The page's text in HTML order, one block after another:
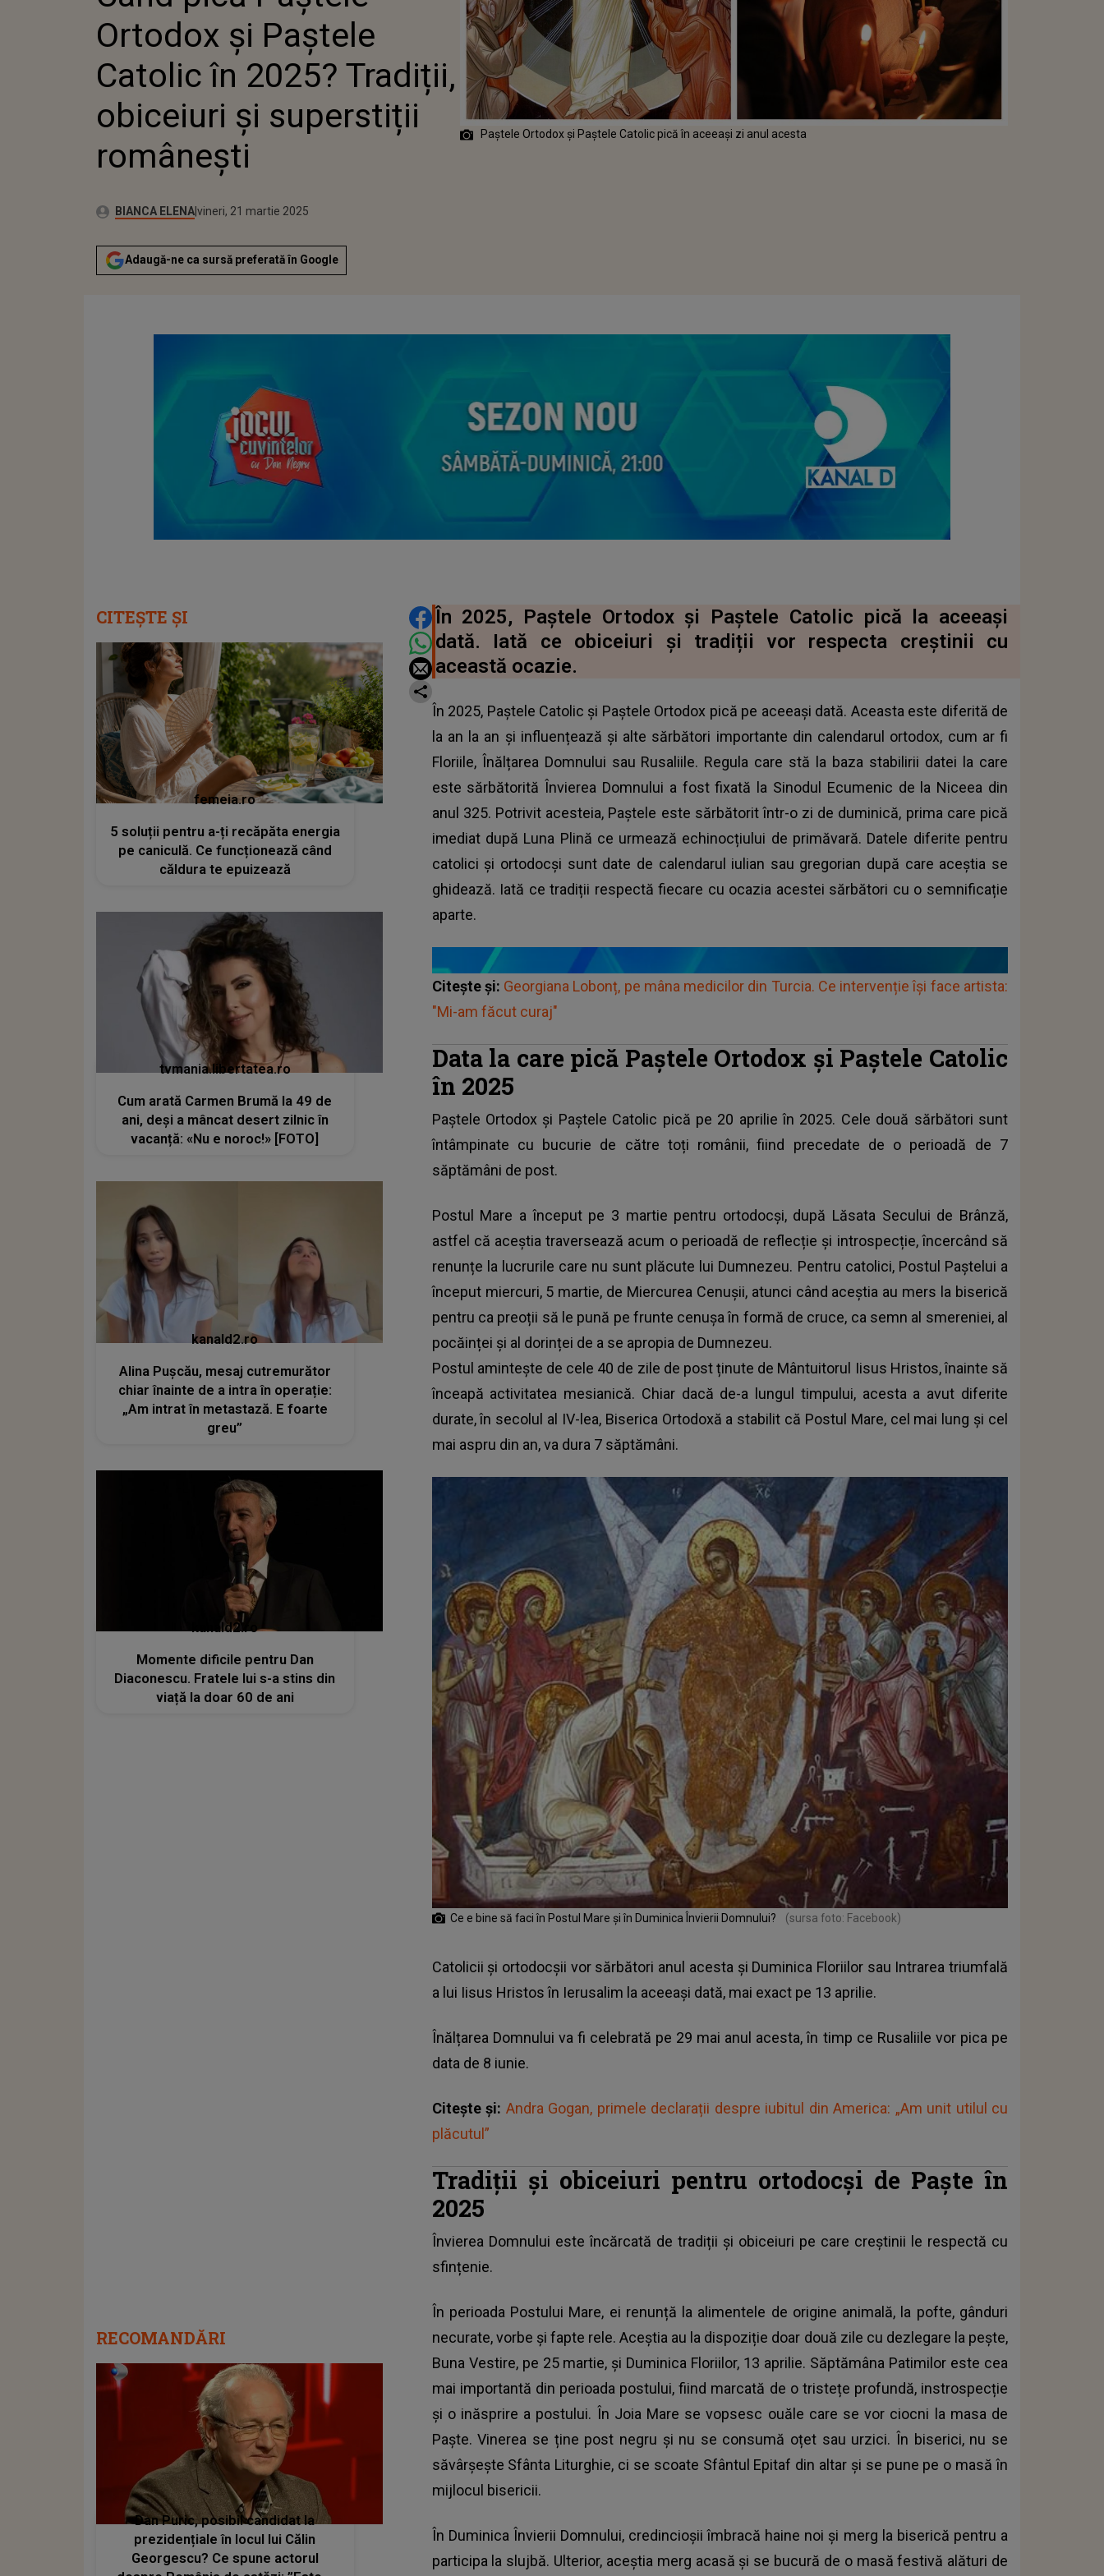
TRADIȚII, OBICEIURI ȘI
SUPERSTIȚII ROMÂNEȘTI
Ortodox și Paștele
Catolic în 2025? Tradiții,
obiceiuri și superstiții
românești
Autor:BIANCA ELENAPublicat:
joi, 13 martie 2025
Actualizat:
vineri, 21 martie 2025
Adaugă-ne ca sursă preferată în Google
Paștele Ortodox și Paștele Catolic pică în aceeași zi anul acesta
DISTRIBUIE ARTICOLUL
În 2025, Paștele Ortodox și Paștele Catolic pică la aceeași
dată. Iată ce obiceiuri și tradiții vor respecta creștinii cu
această ocazie.
În 2025, Paștele Catolic și Paștele Ortodox pică pe aceeași dată. Aceasta este diferită de
la an la an și influențează și alte sărbători importante din calendarul ortodox, cum ar fi
Floriile, Înălțarea Domnului sau Rusaliile. Regula care stă la baza stabilirii datei la care
este sărbătorită Învierea Domnului a fost fixată la Sinodul Ecumenic de la Niceea din
anul 325. Potrivit acesteia, Paștele este sărbătorit într-o zi de duminică, prima care pică
imediat după Luna Plină ce urmează echinocțiului de primăvară. Datele diferite pentru
catolici și ortodocși sunt date de calendarul iulian sau gregorian după care aceștia se
ghidează. Iată ce tradiții respectă fiecare cu ocazia acestei sărbători cu o semnificație
aparte.
Citește și: Georgiana Lobonț, pe mâna medicilor din Turcia. Ce intervenție își face artista:
"Mi-am făcut curaj"
Data la care pică Paștele Ortodox și Paștele Catolic
în 2025
Paștele Ortodox și Paștele Catolic pică pe 20 aprilie în 2025. Cele două sărbători sunt
întâmpinate cu bucurie de către toți românii, fiind precedate de o perioadă de 7
săptămâni de post.
Postul Mare a început pe 3 martie pentru ortodocși, după Lăsata Secului de Brânză,
astfel că aceștia traversează acum o perioadă de reflecție și introspecție, încercând să
renunțe la lucrurile care nu sunt plăcute lui Dumnezeu. Pentru catolici, Postul Paștelui a
început miercuri, 5 martie, de Miercurea Cenușii, atunci când aceștia au mers la biserică
pentru ca preoții să le pună pe frunte cenușa în formă de cruce, ca semn al smereniei, al
pocăinței și al dorinței de a se apropia de Dumnezeu.
Postul amintește de cele 40 de zile de post ținute de Mântuitorul Iisus Hristos, înainte să
înceapă activitatea mesianică. Chiar dacă de-a lungul timpului, acesta a avut diferite
durate, în secolul al IV-lea, Biserica Ortodoxă a stabilit că Postul Mare, cel mai lung și cel
mai aspru din an, va dura 7 săptămâni.
Ce e bine să faci în Postul Mare și în Duminica Învierii Domnului? (sursa foto: Facebook)
Catolicii și ortodocșii vor sărbători anul acesta și Duminica Floriilor sau Intrarea triumfală
a lui Iisus Hristos în Ierusalim la aceeași dată, mai exact pe 13 aprilie.
Înălțarea Domnului va fi celebrată pe 29 mai anul acesta, în timp ce Rusaliile vor pica pe
data de 8 iunie.
Citește și: Andra Gogan, primele declarații despre iubitul din America: „Am unit utilul cu
plăcutul”
Tradiții și obiceiuri pentru ortodocși de Paște în
2025
Învierea Domnului este încărcată de tradiții și obiceiuri pe care creștinii le respectă cu
sfințenie.
În perioada Postului Mare, ei renunță la alimentele de origine animală, la pofte, gânduri
necurate, vorbe și fapte rele. Aceștia au la dispoziție doar două zile cu dezlegare la pește,
Buna Vestire, pe 25 martie, și Duminica Floriilor, 13 aprilie. Săptămâna Patimilor este cea
mai importantă din perioada postului, fiind marcată de o tristețe profundă, instrospecție
și o inăsprire a postului. În Joia Mare se vopsesc ouăle care se vor ciocni la masa de
Paște. Vinerea se ține post negru și nu se consumă oțet sau urzici. În biserici, nu se
săvârșește Sfânta Liturghie, ci se scoate Sfântul Epitaf din altar și se pune pe o masă în
mijlocul bisericii.
În Duminica Învierii Domnului, credincioșii îmbracă haine noi și merg la biserică pentru a
participa la slujbă. Ulterior, aceștia merg acasă și se bucură de o masă festivă alături de
CITEȘTE ȘI
femeia.ro
5 soluții pentru a-ți recăpăta energia
pe caniculă. Ce funcționează când
căldura te epuizează
tvmania.libertatea.ro
Cum arată Carmen Brumă la 49 de
ani, deși a mâncat desert zilnic în
vacanță: «Nu e noroc!» [FOTO]
kanald2.ro
Alina Pușcău, mesaj cutremurător
chiar înainte de a intra în operație:
„Am intrat în metastază. E foarte
greu”
kanald2.ro
Momente dificile pentru Dan
Diaconescu. Fratele lui s-a stins din
viață la doar 60 de ani
RECOMANDĂRI
Dan Puric, posibil candidat la
prezidențiale în locul lui Călin
Georgescu? Ce spune actorul